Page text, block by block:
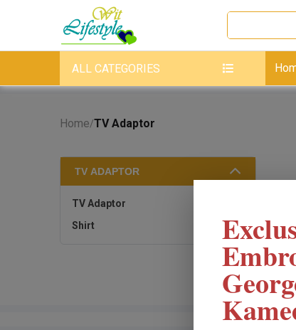
ALL CATEGORIES
Home/TV Adaptor
TV ADAPTOR
TV Adaptor
Shirt